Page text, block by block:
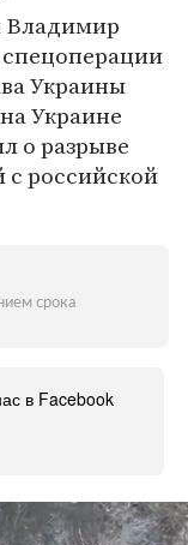
Владимир
Украины
Украине
о разрыве
российской
срока
в Facebook